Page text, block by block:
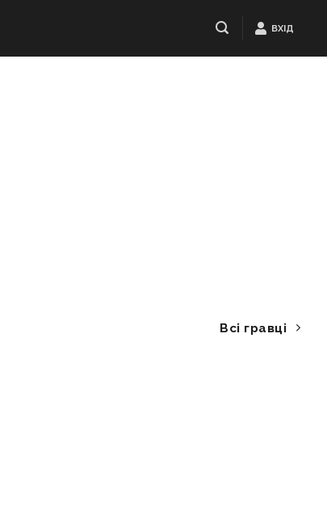
ВХІД
Всі гравці